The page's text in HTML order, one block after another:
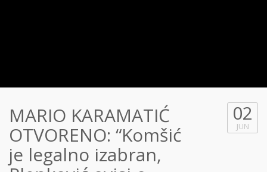
MARIO KARAMATIĆ
OTVORENO: “Komšić
je legalno izabran,
02
JUN